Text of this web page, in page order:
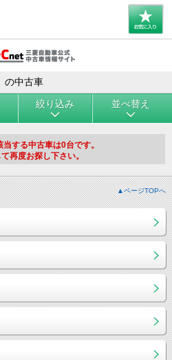
の中古車
絞り込み 並べ替え
する中古車は0台です。
再度お探し下さい。
▲ページTOPへ